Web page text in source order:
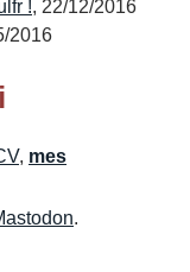
!, 22/12/2016
2016
, mes
.